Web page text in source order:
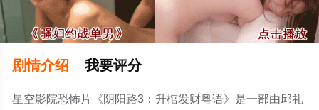
剧情介绍 我要评分
星空影院恐怖片《阴阳路3：升棺发财粤语》是一部由邱礼